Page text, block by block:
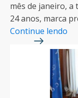
mês de janeiro, a
24 anos, marca
Continue lendo